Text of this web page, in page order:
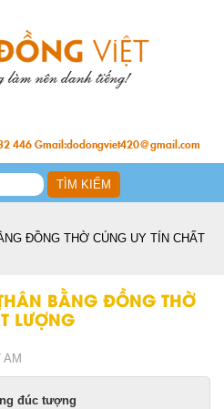
446 Gmail:dodongviet420@gmail.com
ĐỒNG THỜ CÚNG UY TÍN CHẤT
BẰNG ĐỒNG THỜ
LƯỢNG
AM
đúc tượng